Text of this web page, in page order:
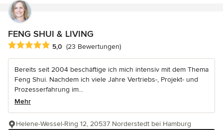
FENG SHUI & LIVING
Durchschnittliche Bewertung: 5 von 5 Sternen
5,0 (23 Bewertungen)
Bereits seit 2004 beschäftige ich mich intensiv mit dem Thema
Feng Shui. Nachdem ich viele Jahre Vertriebs-, Projekt- und
Prozesserfahrung im...
Mehr
Helene-Wessel-Ring 12, 20537 Norderstedt bei Hamburg